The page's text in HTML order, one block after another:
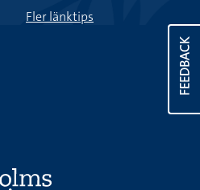
FEEDBACK
Fler länktips